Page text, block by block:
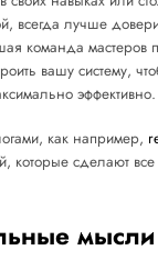
всегда лучше
команда мастеров
вашу систему,
эффективно.
как например,
которые сделают
мысли